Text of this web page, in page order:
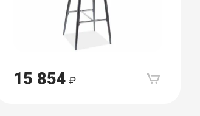
15 854